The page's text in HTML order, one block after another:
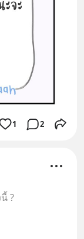
1 2
?